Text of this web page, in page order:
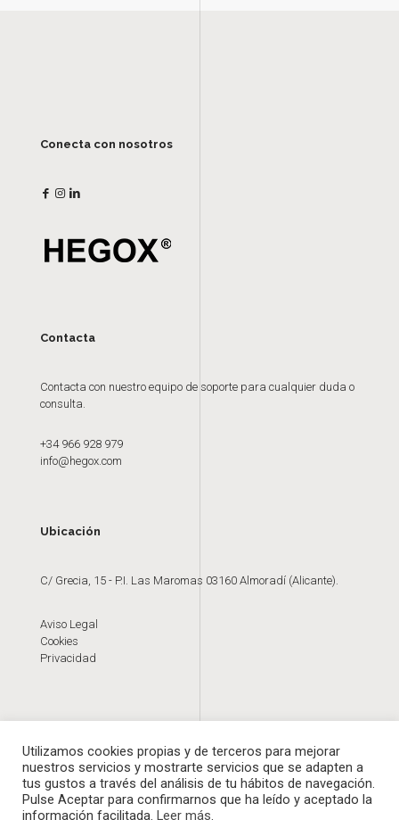
Conecta con nosotros
Contacta
Contacta con nuestro equipo de soporte para cualquier duda o
consulta.
+34 966 928 979
info@hegox.com
Ubicación
C/ Grecia, 15 - P.I. Las Maromas 03160 Almoradí (Alicante).
Aviso Legal
Cookies
Privacidad
Utilizamos cookies propias y de terceros para mejorar
nuestros servicios y mostrarte servicios que se adapten a
tus gustos a través del análisis de tu hábitos de navegación.
Pulse Aceptar para confirmarnos que ha leído y aceptado la
información facilitada. Leer más.